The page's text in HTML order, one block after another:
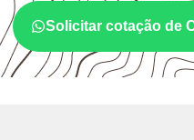
Solicitar cotação de